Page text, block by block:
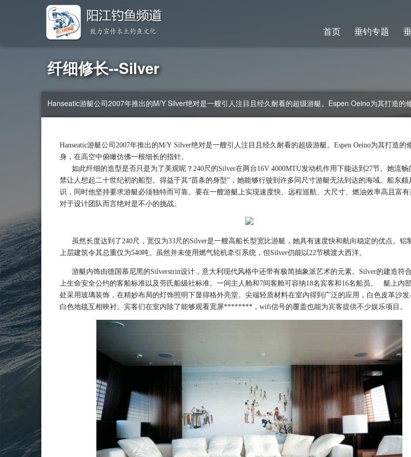
首页 垂钓专题
纤细修长--Silver
Hanseatic游艇公司2007年推出的M/Y Silver绝对是一艘引人注目且经久耐看的超级游艇。Espen Oeino为其打造的
Hanseatic游艇公司2007年推出的M/Y Silver绝对是一艘引人注目且经久耐看的超级游艇。Espen Oeino为其打造的
身，在高空中俯瞰仿佛一根细长的指针。
如此纤细的造型是否只是为了美观呢？240尺的Silver在两台16V 4000MTU发动机作用下能达到27节。她流畅
禁让人想起二十世纪初的船型。得益于其“苗条的身型”，她能够行驶到许多同尺寸游艇无法到达的海域。船东颇
识，同时他坚持要求游艇必须独特而可靠。要在一艘游艇上实现速度快、远程巡航、大尺寸、燃油效率高且富
对于设计团队而言绝对是不小的挑战。
虽然长度达到了240尺，宽仅为33尺的Silver是一艘高船长型宽比游艇，她具有速度快和航向稳定的优点。铝
上层建筑令其总重仅为540吨。虽然并未使用燃气轮机牵引系统，但Silver仍能以22节横渡大西洋。
游艇内饰由德国慕尼黑的Silverstrin设计，意大利现代风格中还带有极简抽象派艺术的元素。Silver的建造符
上生命安全公约的客船标准以及劳氏船级社标准。一间主人舱和7间客舱可容纳18名宾客和16名船员。 艇上内
处采用玻璃装饰，在精妙布局的灯饰照明下显得格外亮堂。尖端轻质材料在室内得到广泛的应用，白色皮革沙发
白色地毯互相映衬。宾客们在室内除了能够观看宽屏********，wifi信号的覆盖也能为宾客提供不少娱乐项目。